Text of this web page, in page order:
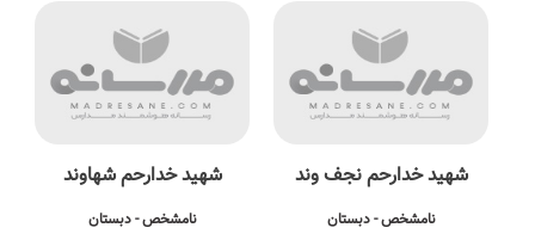
شهید خدارحم نجف وند
نامشخص - دبستان
شهید خدارحم شهاوند
نامشخص - دبستان